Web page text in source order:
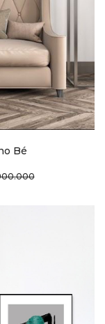
Bé